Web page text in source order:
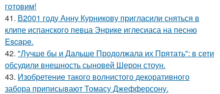
готовим!
41. В2001 году Анну Курникову пригласили сняться в
клипе испанского певца Энрике иглесиаса на песню
Escape.
42. "Лучше бы и Дальше Продолжала их Прятать": в сети
обсудили внешность сыновей Шерон стоун.
43. Изобретение такого волнистого декоративного
забора приписывают Томасу Джефферсону.